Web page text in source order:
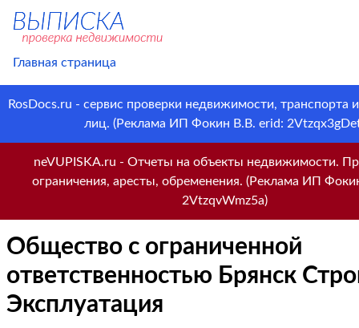
Главная страница
RosDocs.ru - сервис проверки недвижимости, транспорта
лиц. (Реклама ИП Фокин В.В. erid:
neVUPISKA.ru - Отчеты на объекты недвижимости.
ограничения, аресты, обременения. (Реклама ИП
2VtzqvWmz5a)
Общество с ограниченной
ответственностью Брянск
Эксплуатация